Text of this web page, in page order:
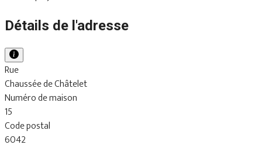
Détails de l'adresse
Rue
Chaussée de Châtelet
Numéro de maison
15
Code postal
6042